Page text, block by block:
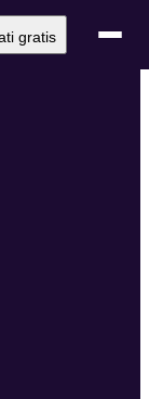
gratis